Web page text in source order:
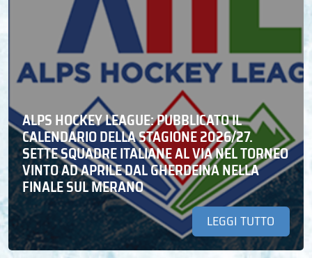
ALPS HOCKEY LEAGUE: PUBBLICATO IL
CALENDARIO DELLA STAGIONE 2026/27.
SETTE SQUADRE ITALIANE AL VIA NEL TORNEO
VINTO AD APRILE DAL GHERDEINA NELLA
FINALE SUL MERANO
LEGGI TUTTO